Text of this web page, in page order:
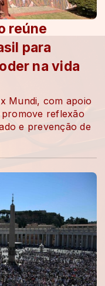
reúne
para
na vida
Mundi, com apoio
reflexão
e prevenção de